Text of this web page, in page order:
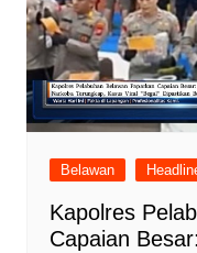
Belawan
Kapolres
Capaian